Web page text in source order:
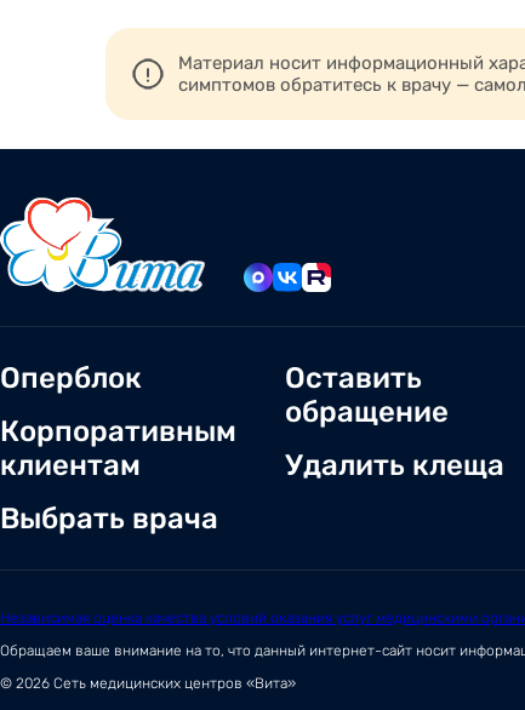
Материал носит информационный
симптомов обратитесь к врачу —
Оперблок
Корпоративным
клиентам
Выбрать врача
Оставить
обращение
Удалить клеща
Независимая оценка качества условий оказания услуг медицинскими
Обращаем ваше внимание на то, что данный интернет-сайт носит
© 2026 Сеть медицинских центров «Вита»